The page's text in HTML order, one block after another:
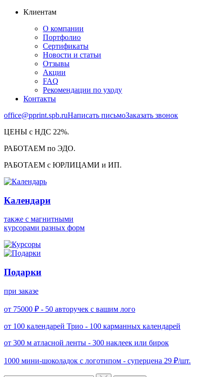
Клиентам
О компании
Портфолио
Сертификаты
Новости и статьи
Отзывы
Акции
FAQ
Рекомендации по уходу
Контакты
office@pprint.spb.ruНаписать письмоЗаказать звонок
ЦЕНЫ с НДС 22%.
РАБОТАЕМ по ЭДО.
РАБОТАЕМ с ЮРЛИЦАМИ и ИП.
Календари
также с магнитными
курсорами разных форм
Подарки
при заказе
от 75000 ₽ - 50 авторучек с вашим лого
от 100 календарей Трио - 100 карманных календарей
от 300 м атласной ленты - 300 наклеек или бирок
1000 мини-шоколадок с логотипом - суперцена 29 ₽/шт.